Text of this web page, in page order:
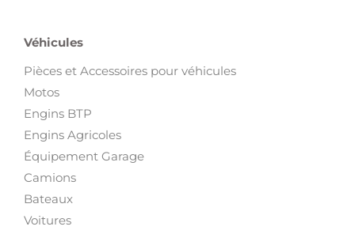
Véhicules
Pièces et Accessoires pour véhicules
Motos
Engins BTP
Engins Agricoles
Équipement Garage
Camions
Bateaux
Voitures